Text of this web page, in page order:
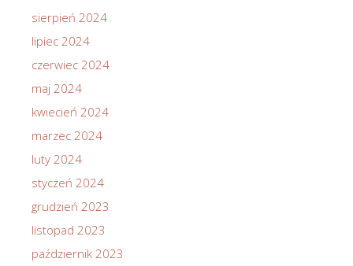
sierpień 2024
lipiec 2024
czerwiec 2024
maj 2024
kwiecień 2024
marzec 2024
luty 2024
styczeń 2024
grudzień 2023
listopad 2023
październik 2023